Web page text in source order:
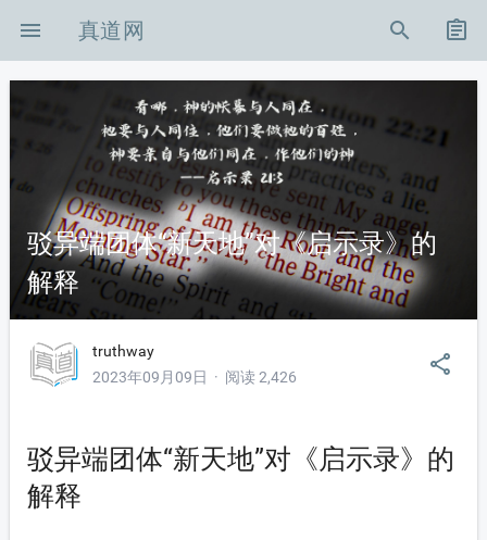
menu 真道网 search assignment
shouye
zuixinzixun
xinyang
驳异端团体“新天地”对《启示录》的
解释
truthway
2023年09月09日 · 阅读 2,426
share
驳异端团体“新天地”对《启示录》的
解释